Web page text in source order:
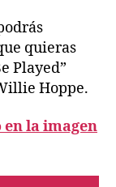
quieras
Played”
Hoppe.
en la imagen